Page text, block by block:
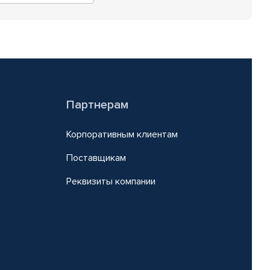
Партнерам
Корпоративным клиентам
Поставщикам
Реквизиты компании